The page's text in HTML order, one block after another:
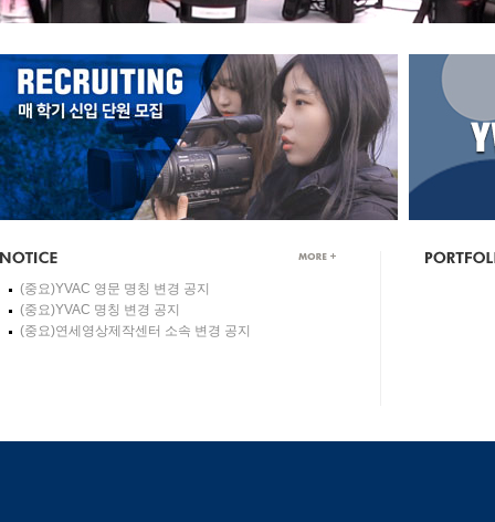
(중요)YVAC 영문 명칭 변경 공지
(중요)YVAC 명칭 변경 공지
(중요)연세영상제작센터 소속 변경 공지